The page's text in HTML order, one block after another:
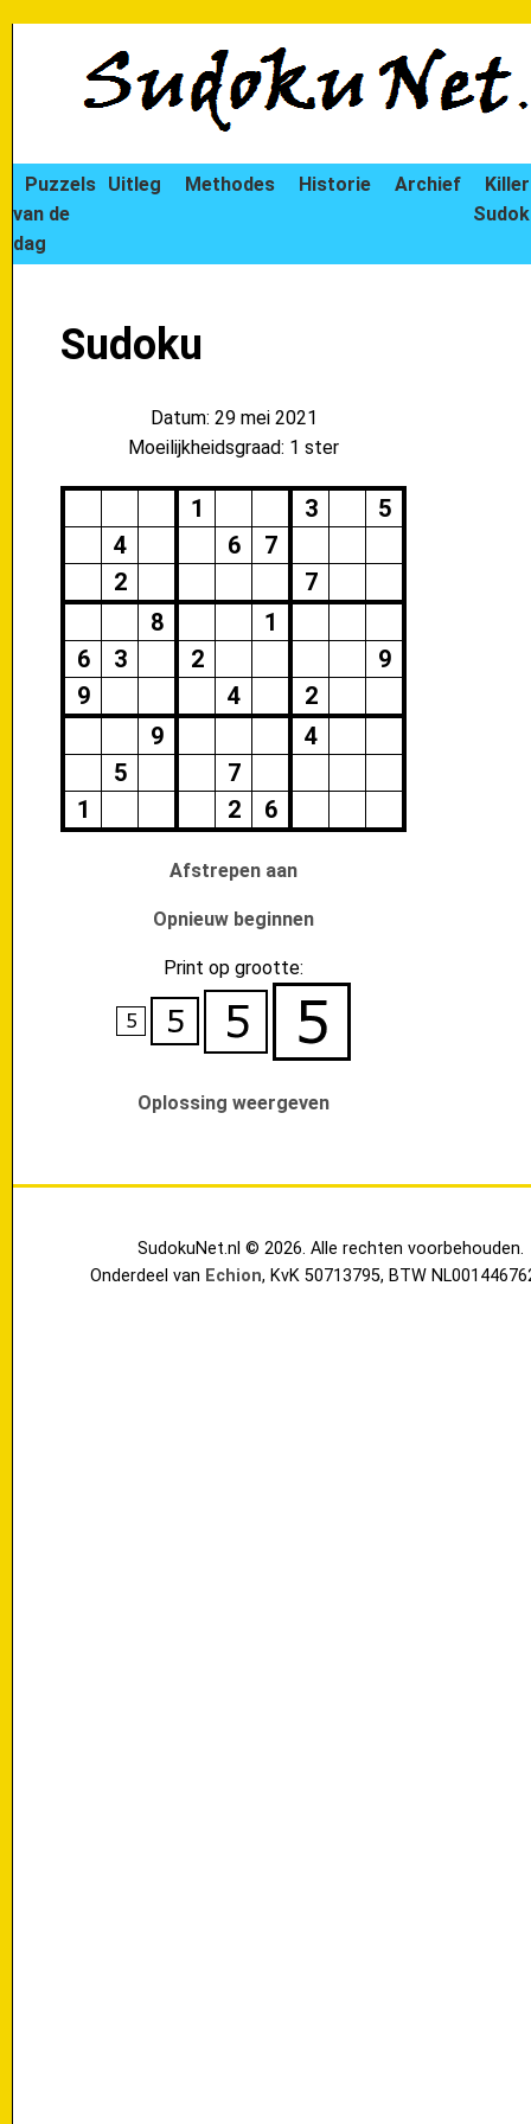
Puzzels
van de
dag
Uitleg Methodes Historie Archief
Killer
Sudoku
Datum: 29 mei 2021
Moeilijkheidsgraad: 1 ster
1 3
5
4
6
7
2
7
8
1
6
3 2
9
9
4
2
9
4
5
7
1
2 6
Afstrepen aan
Opnieuw beginnen
Print op grootte:
Oplossing weergeven
SudokuNet.nl © 2026. Alle rechten voorbehouden.
Onderdeel van Echion, KvK 50713795, BTW